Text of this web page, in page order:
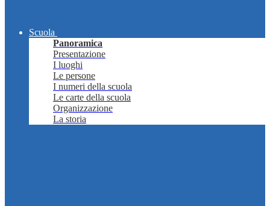
Scuola
Panoramica
Presentazione
I luoghi
Le persone
I numeri della scuola
Le carte della scuola
Organizzazione
La storia